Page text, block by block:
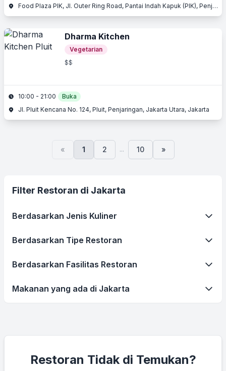
Food Plaza PIK, Jl. Outer Ring Road, Pantai Indah Kapuk (PIK), Penjaringan, Jakarta Utara, Jakarta
Dharma Kitchen
Vegetarian
$$
10:00 - 21:00
Buka
Jl. Pluit Kencana No. 124, Pluit, Penjaringan, Jakarta Utara, Jakarta
« 1 2 ... 10 »
Filter Restoran di Jakarta
Berdasarkan Jenis Kuliner
Berdasarkan Tipe Restoran
Berdasarkan Fasilitas Restoran
Makanan yang ada di Jakarta
Restoran Tidak di Temukan?